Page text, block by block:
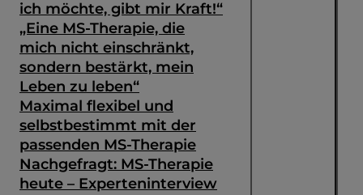
ich möchte, gibt mir Kraft!“
„Eine MS-Therapie, die
mich nicht einschränkt,
sondern bestärkt, mein
Leben zu leben“
Maximal flexibel und
selbstbestimmt mit der
passenden MS-Therapie
Nachgefragt: MS-Therapie
heute – Experteninterview